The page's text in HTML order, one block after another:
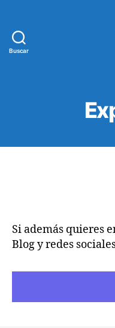
Buscar
Si además quieres
Blog y redes